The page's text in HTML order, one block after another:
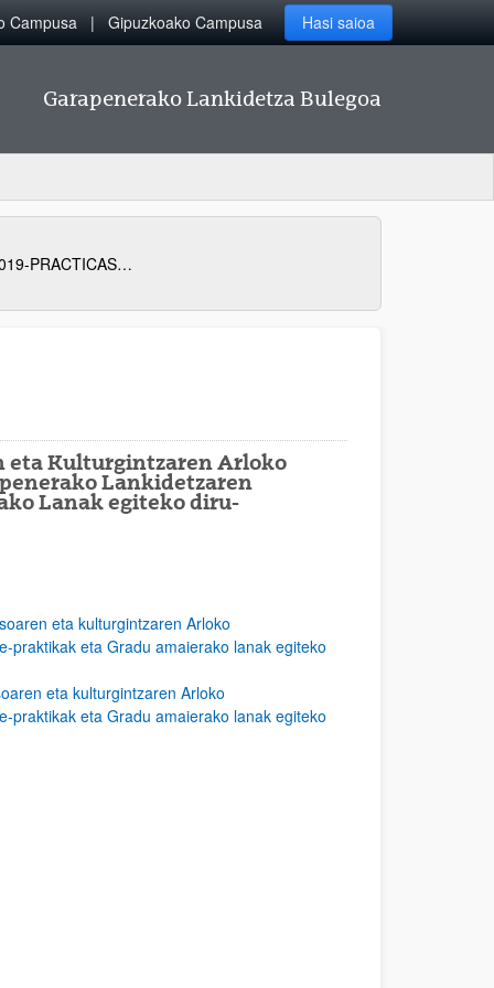
Campusa Gipuzkoako Campusa Hasi saioa
Garapenerako Lankidetza Bulegoa
RESOLUCION-25-junio-2019-PRACTICAS-PFC
eta Kulturgintzaren Arloko
Lankidetzaren
Lanak egiteko diru-
eta kulturgintzaren Arloko
praktikak eta Gradu amaierako lanak egiteko
eta kulturgintzaren Arloko
praktikak eta Gradu amaierako lanak egiteko